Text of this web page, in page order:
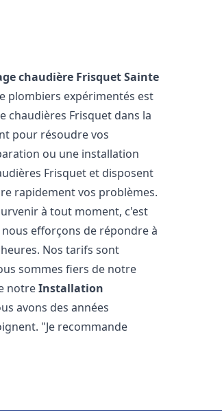
chaudière FrisquetSainte
plombiers expérimentés est
chaudières Frisquet dans la
pour résoudre vos
ou une installation
Frisquet et disposent
rapidement vos problèmes.
à tout moment, c'est
efforçons de répondre à
Nos tarifs sont
sommes fiers de notre
notreInstallation
avons des années
"Je recommande